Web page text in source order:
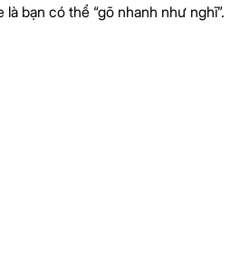
bạn có thể “gõ nhanh như nghĩ”.